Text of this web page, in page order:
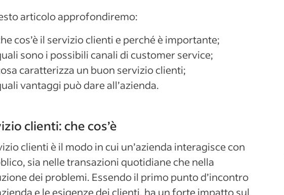
articolo approfondiremo:
cos’è il servizio clienti e perché è importante;
sono i possibili canali di customer service;
caratterizza un buon servizio clienti;
vantaggi può dare all’azienda.
clienti: che cos’è
clienti è il modo in cui un’azienda interagisce con
sia nelle transazioni quotidiane che nella
dei problemi. Essendo il primo punto d’incontro
e le esigenze dei clienti, ha un forte impatto sul